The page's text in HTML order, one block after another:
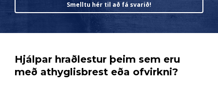
Smelltu hér til að fá svarið!
Hjálpar hraðlestur þeim sem eru
með athyglisbrest eða ofvirkni?